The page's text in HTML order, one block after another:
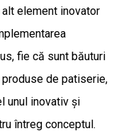
alt element inovator
fie că sunt băuturi
de patiserie,
unul inovativ şi
întreg conceptul.